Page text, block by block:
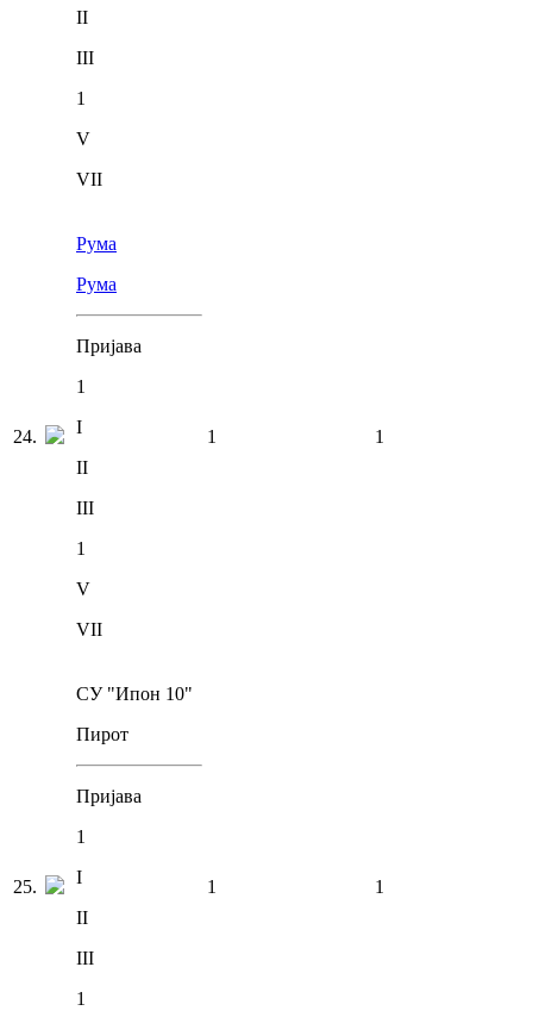
II
III
1
V
VII
24.
Рума
Рума
Пријава
1
I
II
III
1
V
VII
1 1
25.
СУ "Ипон 10"
Пирот
Пријава
1
I
II
III
1
1 1